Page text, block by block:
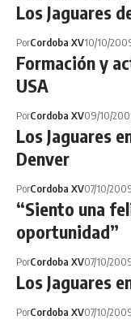
Los Jaguares
PorCordoba XV10/10/
Formación y
USA
PorCordoba XV09/10/
Los Jaguares
Denver
PorCordoba XV07/10/
“Siento una
oportunidad”
PorCordoba XV07/10/
Los Jaguares
PorCordoba XV07/10/